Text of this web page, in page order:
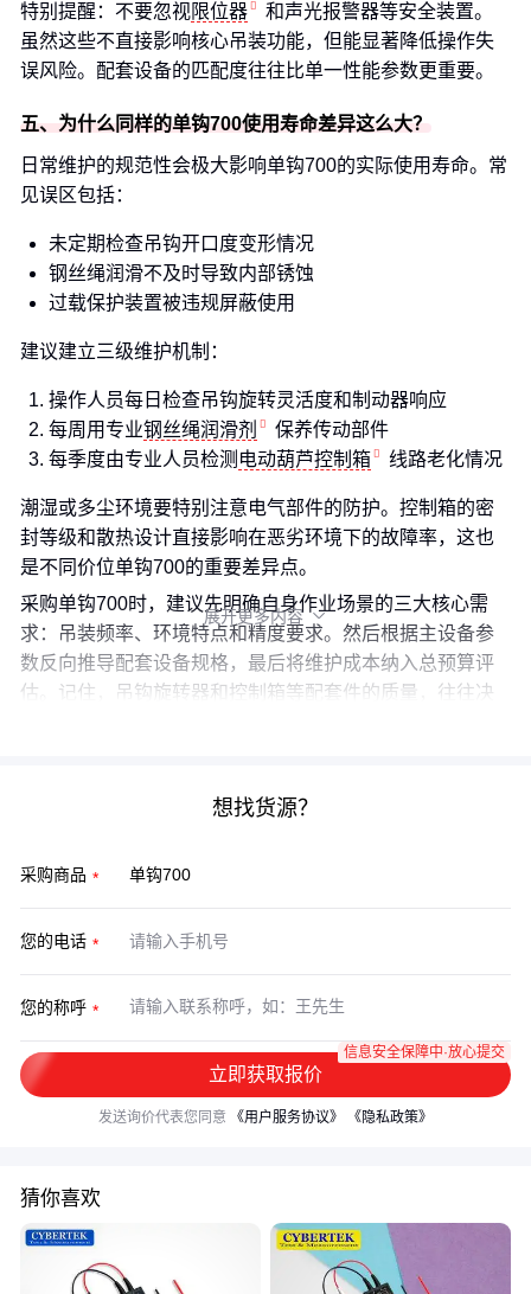
特别提醒：不要忽视限位器
和声光报警器等安全装置。
虽然这些不直接影响核心吊装功能，但能显著降低操作失
误风险。配套设备的匹配度往往比单一性能参数更重要。
五、为什么同样的单钩700使用寿命差异这么大？
日常维护的规范性会极大影响单钩700的实际使用寿命。常
见误区包括：
未定期检查吊钩开口度变形情况
钢丝绳润滑不及时导致内部锈蚀
过载保护装置被违规屏蔽使用
建议建立三级维护机制：
操作人员每日检查吊钩旋转灵活度和制动器响应
每周用专业钢丝绳润滑剂
保养传动部件
每季度由专业人员检测 电动葫芦控制箱 线路老化情况
潮湿或多尘环境要特别注意电气部件的防护。控制箱的密
封等级和散热设计直接影响在恶劣环境下的故障率，这也
是不同价位单钩700的重要差异点。
采购单钩700时，建议先明确自身作业场景的三大核心需
求：吊装频率、环境特点和精度要求。然后根据主设备参
数反向推导配套设备规格，最后将维护成本纳入总预算评
估。记住，吊钩旋转器和控制箱等配套件的质量，往往决
展开更多内容 
想找货源？
采购商品
您的电话
您的称呼
立即获取报价
信息安全保障中·放心提交
发送询价代表您同意 《用户服务协议》 《隐私政策》
猜你喜欢